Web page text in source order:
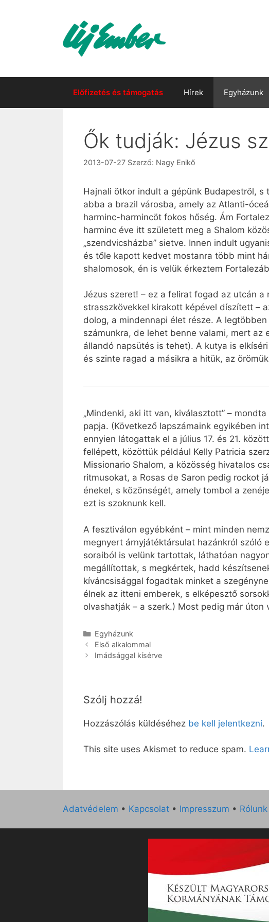
Előfizetés és támogatás Hírek Egyházunk
Ők tudják: Jézus
2013-07-27 Szerző: Nagy Enikő
Hajnali ötkor indult a gépünk Budapestről,
abba a brazil városba, amely az Atlanti-
harminc-harmincöt fokos hőség. Ám
harminc éve itt született meg a Shalom
„szendvicsházba” sietve. Innen indult
és tőle kapott kedvet mostanra több mint
shalomosok, én is velük érkeztem
Jézus szeret! – ez a felirat fogad az utcán
strasszkövekkel kirakott képével díszített –
dolog, a mindennapi élet része. A
számunkra, de lehet benne valami, mert az
állandó napsütés is tehet). A kutya is
és szinte ragad a másikra a hitük, az
„Mindenki, aki itt van, kiválasztott” –
papja. (Következő lapszámaink egyikében
ennyien látogattak el a július 17. és 21.
fellépett, közöttük például Kelly Patricia
Missionario Shalom, a közösség hivatalos
ritmusokat, a Rosas de Saron pedig rockot
énekel, s közönségét, amely tombol a
ezt is szoknunk kell.
A fesztiválon egyébként – mint minden
megnyert árnyjátéktársulat hazánkról szóló
soraiból is velünk tartottak, láthatóan
megállítottak, s megkértek, hadd
kíváncsisággal fogadtak minket a
élnek az itteni emberek, s elképesztő
olvashatják – a szerk.) Most pedig már
Kategória
Egyházunk
Első alkalommal
Imádsággal kísérve
Szólj hozzá!
Hozzászólás küldéséhez be kell jelentkezni.
This site uses Akismet to reduce spam.
Adatvédelem • Kapcsolat • Impresszum • Rólunk